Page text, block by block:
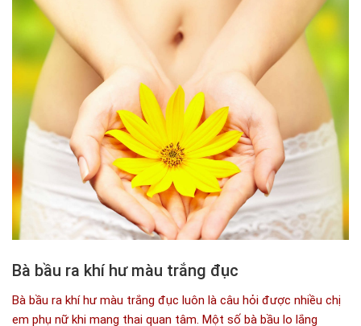
Bà bầu ra khí hư màu trắng đục
Bà bầu ra khí hư màu trắng đục luôn là câu hỏi được nhiều chị
em phụ nữ khi mang thai quan tâm. Một số bà bầu lo lắng